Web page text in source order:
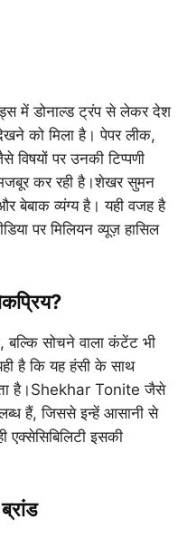
में डोनाल्ड ट्रंप से लेकर देश
को मिला है। पेपर लीक,
पर उनकी टिप्पणी
कर रही है।शेखर सुमन
बेबाक व्यंग्य है। यही वजह है
पर मिलियन व्यूज़ हासिल
बल्कि सोचने वाला कंटेंट भी
है कि यह हंसी के साथ
है।Shekhar Tonite जैसे
हैं, जिससे इन्हें आसानी से
इसकी